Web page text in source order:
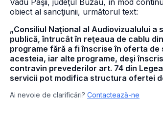
Vadu Paşii, judeţul Buzău, în mod
obiect al sancţiunii, următorul text:
„Consiliul Naţional al Audiovizualului a
publică, întrucât în reţeaua de cablu
programe fără a fi înscrise în oferta
acesteia, iar alte programe, deşi
contravin prevederilor art. 74 din
servicii pot modifica structura ofertei
Ai nevoie de clarificări? Contactează-ne